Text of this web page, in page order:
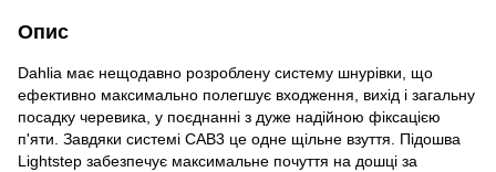
Опис
Dahlia має нещодавно розроблену систему шнурівки, що
ефективно максимально полегшує входження, вихід і загальну
посадку черевика, у поєднанні з дуже надійною фіксацією
п'яти. Завдяки системі CAB3 це одне щільне взуття. Підошва
Lightstep забезпечує максимальне почуття на дошці за